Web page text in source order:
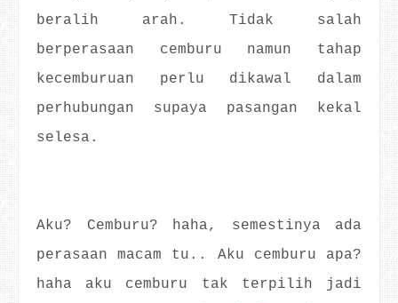
beralih arah. Tidak salah
berperasaan cemburu namun tahap
kecemburuan perlu dikawal dalam
perhubungan supaya pasangan kekal
selesa.
Aku? Cemburu? haha, semestinya ada
perasaan macam tu.. Aku cemburu apa?
haha aku cemburu tak terpilih jadi